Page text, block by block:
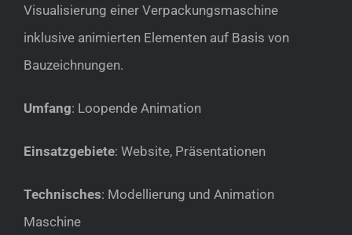
Visualisierung einer Verpackungsmaschine
inklusive animierten Elementen auf Basis von
Bauzeichnungen.
Umfang: Loopende Animation
Einsatzgebiete: Website, Präsentationen
Technisches: Modellierung und Animation
Maschine